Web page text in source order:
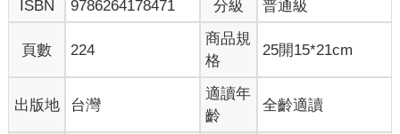
除了不讓人輕易碰它，每天還用拭鏡布仔細擦拭，確保錶面上沒
有髒汙，以免錯過了重要訊息。
可惜日子一天天過去，錶面上始終只有幻雲號的標幟──一道閃電
落在雲朵上，此外沒有任何訊息或變化。
「光啊光──」志典躺在床上，兩眼直盯著天花板看，腦袋轉啊
轉。若不是有這只錶在手上，他都懷疑自己那次搭乘幻雲號的記
憶，什麼嘿厚、○○二號……以及星球之眼，全是一場白日夢。等
ISBN 9786264178471 分級 普通級
頁數 224
商品規
格
25開15*21cm
出版地 台灣
適讀年
齡
全齡適讀